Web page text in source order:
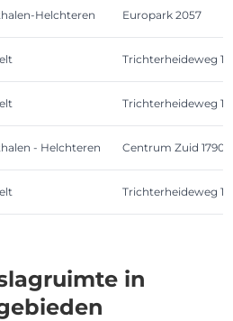
Helchteren Europark 2057
Trichterheideweg 11
Trichterheideweg 11
- Helchteren Centrum Zuid 1790
Trichterheideweg 11
in